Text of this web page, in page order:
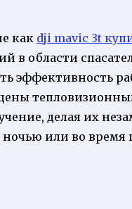
как dji mavic 3t
в области
эффективность
делая их
или во время